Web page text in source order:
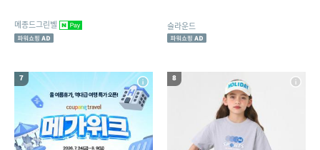
트
메종드그린벨 슬라운드
7 8